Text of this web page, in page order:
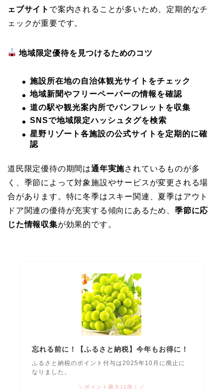
ェブサイト で案内されることが多いため、定期的なチ
ェックが重要です。
地域限定優待を見つけるためのコツ
施設所在地の自治体観光サイトをチェック
地域新聞やフリーペーパーの情報を確認
道の駅や観光案内所でパンフレットを収集
SNSで地域限定ハッシュタグを検索
星野リゾート各施設の公式サイトを定期的に確
認
道民限定優待の期間は通年実施されているものが多
く、季節によって対象施設やサービスが変更される場
合があります。特に冬季はスキー関連、夏季はアウト
ドア関連の優待が充実する傾向にあるため、 季節に応
じた情報収集が効果的です。
忘れる前に！【ふるさと納税】今年もお得に！
ふるさと納税のポイント付与は2025年10月に廃止に
なりました。
＼ポイント最大11倍！／